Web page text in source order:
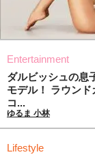
Entertainment
ダルビッシュの息
モデル！ ラウンド
コ...
ゆるま 小林
Lifestyle